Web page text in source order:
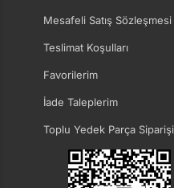
Mesafeli Satış Sözleşmesi
Teslimat Koşulları
Favorilerim
İade Taleplerim
Toplu Yedek Parça Siparişi